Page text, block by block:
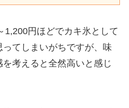
1,200円ほどでカキ氷として
てしまいがちですが、味
考えると全然高いと感じ